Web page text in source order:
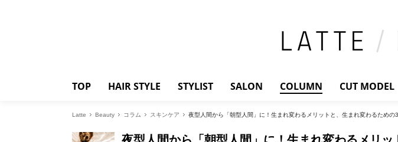
TOP HAIR STYLE STYLIST SALON COLUMN CUT MODEL
Latte Beauty コラム スキンケア 夜型人間から「朝型人間」に！生まれ変わるメリットと、生まれ変わるための